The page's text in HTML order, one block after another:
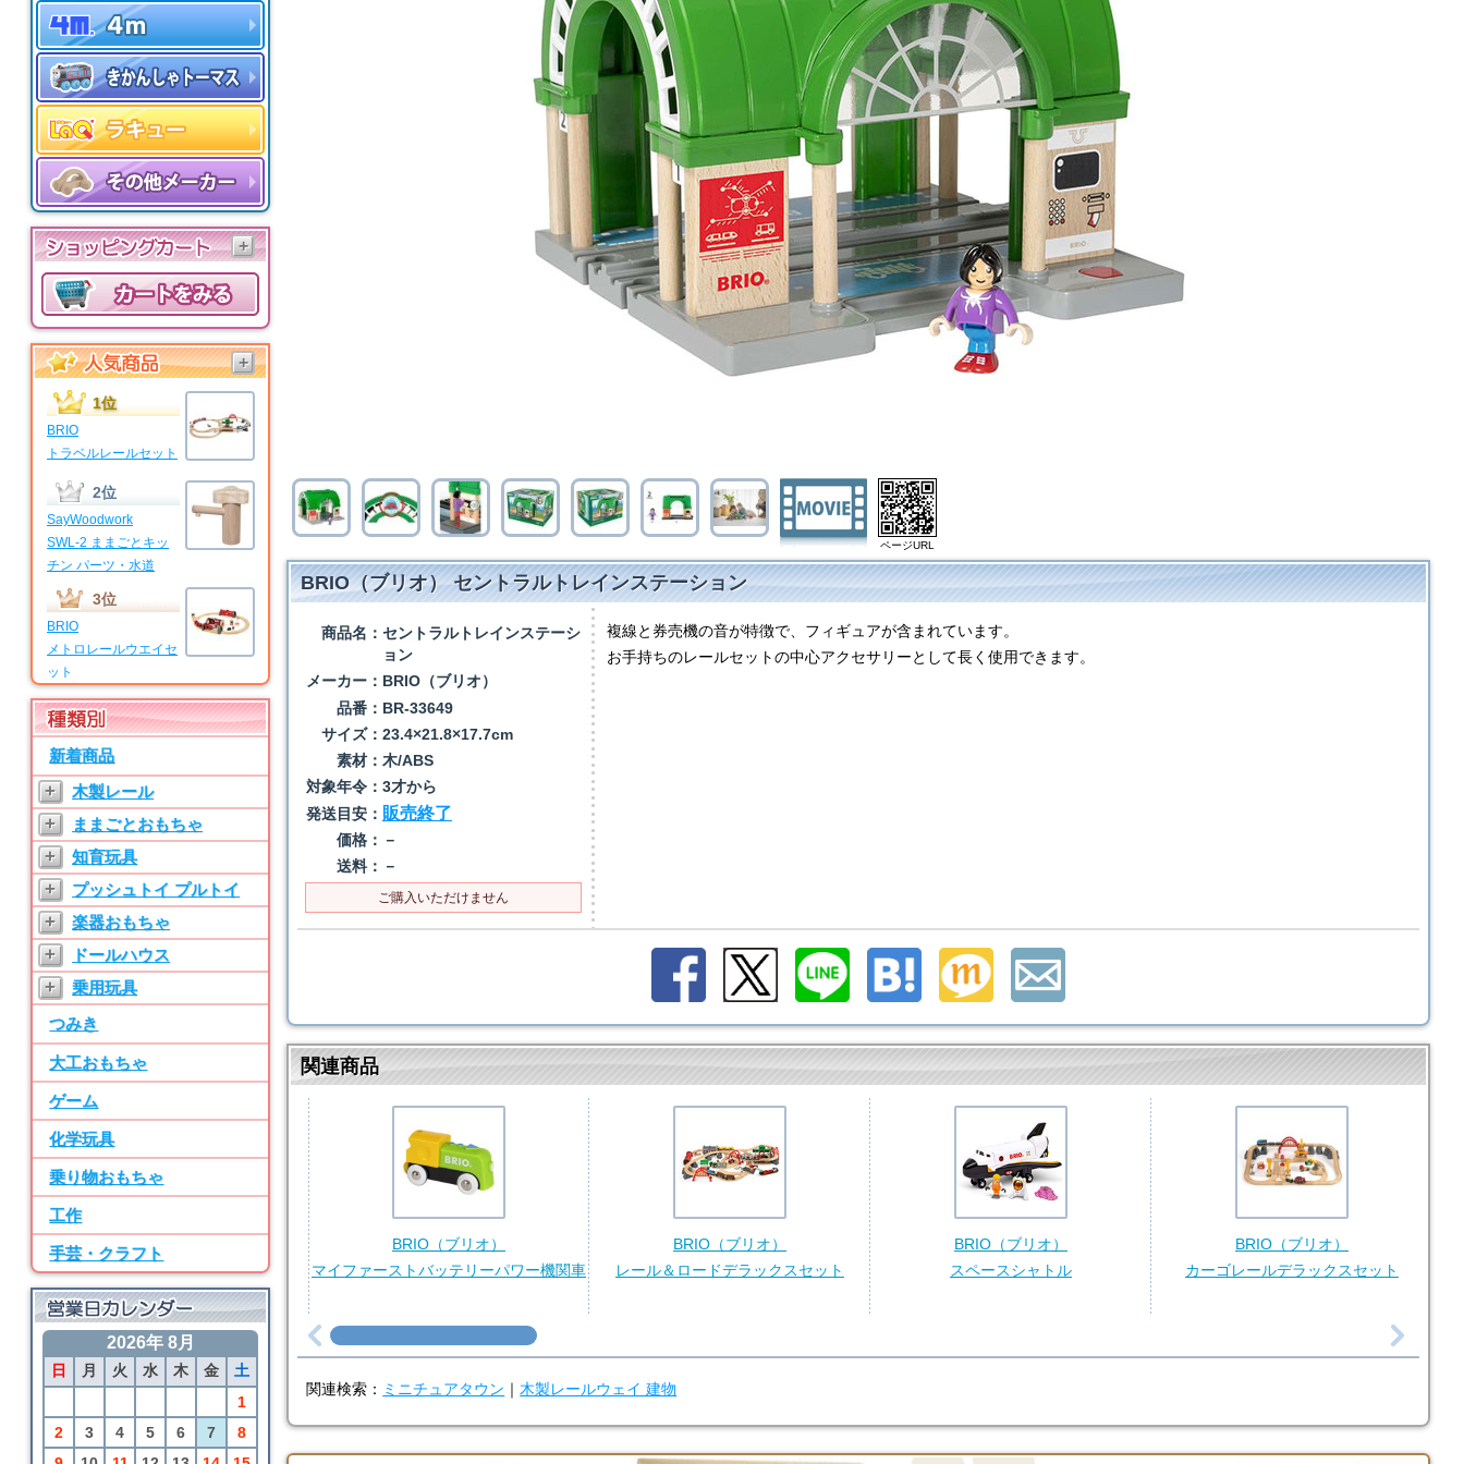
+
+
1位
BRIO
トラベルレールセット
2位
SayWoodwork
SWL-2 ままごとキッ
チン パーツ・水道
3位
BRIO
メトロレールウエイセ
ット
4位
BRIO
マイファーストビギナ
ーセット
5位
SayWoodwork
SWL-T ままごとキッ
チン パーツ・水道
6位
SayWoodwork
SW-3 ままごとキッチ
ン パーツ・水道
7位
BRIO
50ピース追加レールセ
ット
8位
SayWoodwork
SWM-2 ままごとキッ
チン パーツ・水道
9位
BRIO
アニマルファームセッ
ト
10位
BRIO
新着商品
+ 木製レール
+ ままごとおもちゃ
+ 知育玩具
+ プッシュトイ プルトイ
+ 楽器おもちゃ
+ ドールハウス
+
乗用玩具
つみき
大工おもちゃ
ゲーム
化学玩具
乗り物おもちゃ
工作
手芸・クラフト
2026年 8月
日 月 火 水 木 金
土
1
2
3 4 5 6 7
8
ページURL
BRIO（ブリオ） セントラルトレインステーション
商品名： セントラルトレインステーシ
ョン
メーカー： BRIO（ブリオ）
品番： BR-33649
サイズ： 23.4×21.8×17.7cm
素材： 木/ABS
対象年令： 3才から
発送目安： 販売終了
価格： －
送料： －
ご購入いただけません
複線と券売機の音が特徴で、フィギュアが含まれています。
お手持ちのレールセットの中心アクセサリーとして長く使用できます。
関連商品
BRIO（ブリオ）
マイファーストバッテリーパワー機関車
BRIO（ブリオ）
レール＆ロードデラックスセット
BRIO（ブリオ）
スペースシャトル
BRIO（ブリオ）
カーゴレールデラックスセット
関連検索： ミニチュアタウン ｜木製レールウェイ 建物